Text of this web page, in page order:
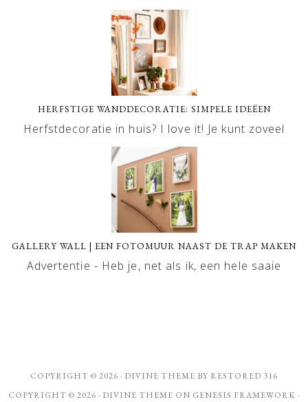
HERFSTIGE WANDDECORATIE: SIMPELE IDEËEN
Herfstdecoratie in huis? I love it! Je kunt zoveel
GALLERY WALL | EEN FOTOMUUR NAAST DE TRAP MAKEN
Advertentie - Heb je, net als ik, een hele saaie
COPYRIGHT © 2026 · DIVINE THEME BY RESTORED 316
COPYRIGHT © 2026 · DIVINE THEME ON GENESIS FRAMEWORK ·